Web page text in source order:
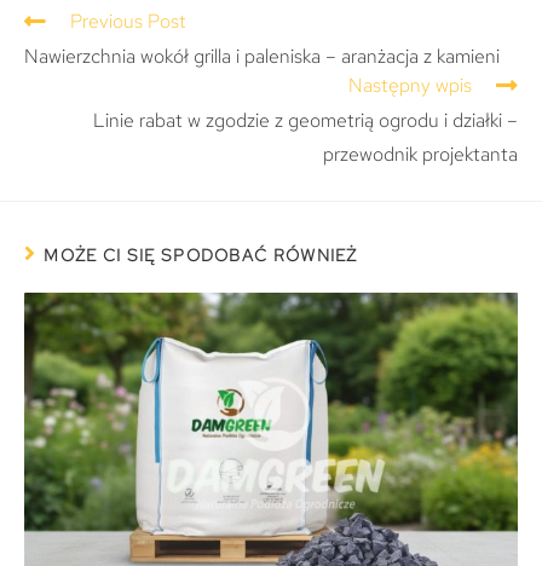
Previous Post
Nawierzchnia wokół grilla i paleniska – aranżacja z kamieni
Następny wpis
Linie rabat w zgodzie z geometrią ogrodu i działki –
przewodnik projektanta
MOŻE CI SIĘ SPODOBAĆ RÓWNIEŻ